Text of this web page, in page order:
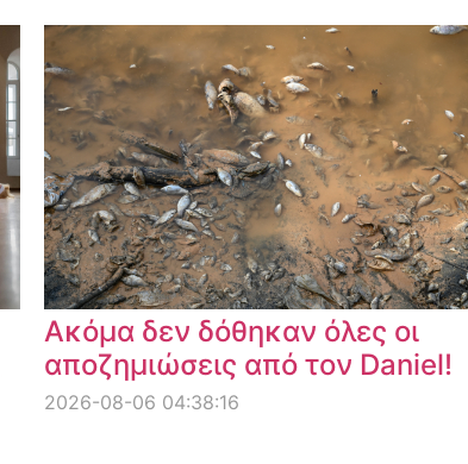
Ακόμα δεν δόθηκαν όλες οι
αποζημιώσεις από τον Daniel!
2026-08-06 04:38:16